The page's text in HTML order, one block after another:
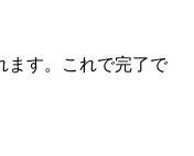
ます。これで完了で